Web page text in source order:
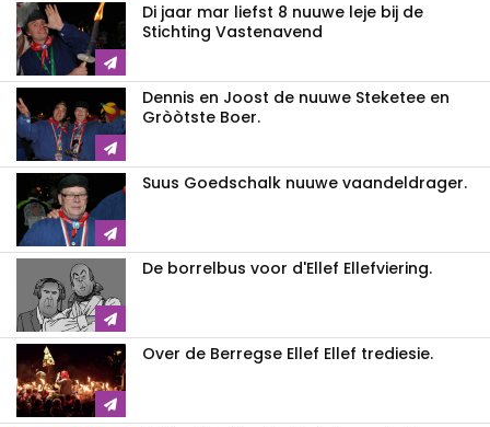
Di jaar mar liefst 8 nuuwe leje bij de
Stichting Vastenavend
Dennis en Joost de nuuwe Steketee en
Gròòtste Boer.
Suus Goedschalk nuuwe vaandeldrager.
De borrelbus voor d'Ellef Ellefviering.
Over de Berregse Ellef Ellef trediesie.